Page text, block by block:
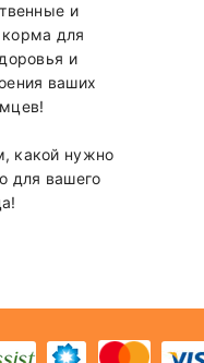
и
для
и
ваших
какой нужно
для вашего